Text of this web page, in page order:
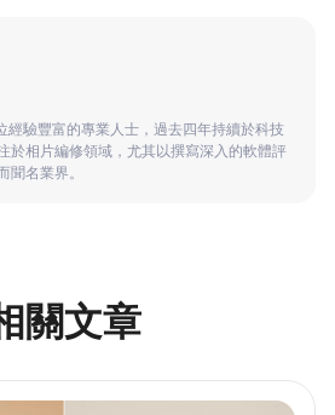
經驗豐富的專業人士，過去四年持續於科技
於相片編修領域，尤其以撰寫深入的軟體評
聞名業界。
關文章